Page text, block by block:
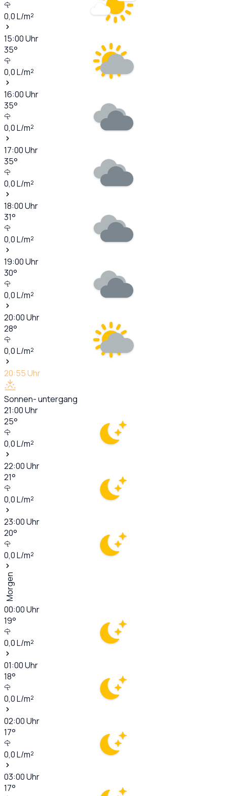
0,0L/m²
15:00Uhr
35°
0,0L/m²
16:00Uhr
35°
0,0L/m²
17:00Uhr
35°
0,0L/m²
18:00Uhr
31°
0,0L/m²
19:00Uhr
30°
0,0L/m²
20:00Uhr
28°
0,0L/m²
20:55Uhr
Sonnen- untergang
21:00Uhr
25°
0,0L/m²
22:00Uhr
21°
0,0L/m²
23:00Uhr
20°
0,0L/m²
Morgen
00:00Uhr
19°
0,0L/m²
01:00Uhr
18°
0,0L/m²
02:00Uhr
17°
0,0L/m²
03:00Uhr
17°